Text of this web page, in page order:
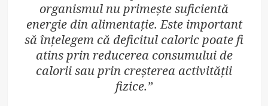
organismul nu primește suficientă
energie din alimentație. Este important
să înțelegem că deficitul caloric poate fi
atins prin reducerea consumului de
calorii sau prin creșterea activității
fizice.”